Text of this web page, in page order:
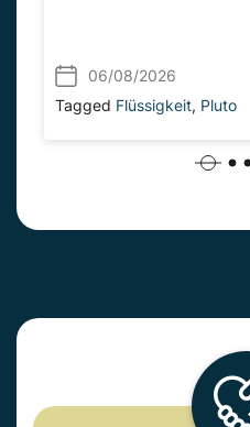
06/08/2026
Tagged Flüssigkeit, Pluto